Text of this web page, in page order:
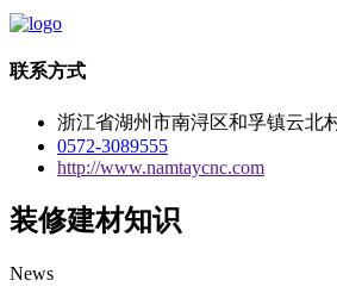
联系方式
浙江省湖州市南浔区和孚镇云北
0572-3089555
http://www.namtaycnc.com
装修建材知识
News